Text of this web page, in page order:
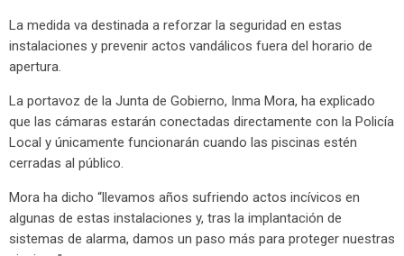
La medida va destinada a reforzar la seguridad en estas
instalaciones y prevenir actos vandálicos fuera del horario de
apertura.
La portavoz de la Junta de Gobierno, Inma Mora, ha explicado
que las cámaras estarán conectadas directamente con la Policía
Local y únicamente funcionarán cuando las piscinas estén
cerradas al público.
Mora ha dicho “llevamos años sufriendo actos incívicos en
algunas de estas instalaciones y, tras la implantación de
sistemas de alarma, damos un paso más para proteger nuestras